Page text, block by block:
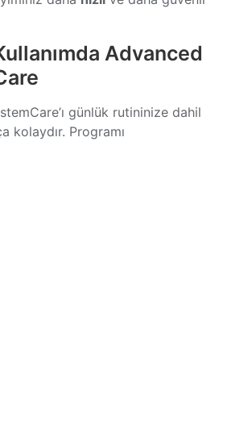
Advanced
günlük rutininize dahil
kolaydır. Programı